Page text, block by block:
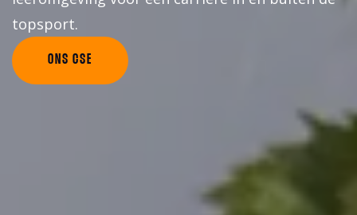
topsport.
ONS CSE